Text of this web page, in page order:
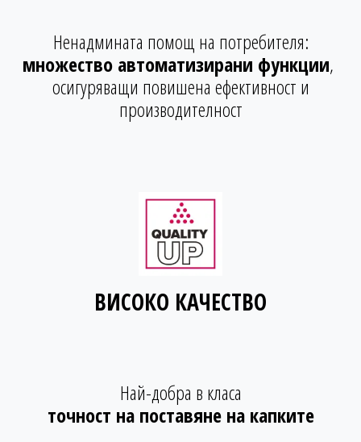
Ненадмината помощ на потребителя:
множество автоматизирани функции,
осигуряващи повишена ефективност и
производителност
ВИСОКО КАЧЕСТВО
Най-добра в класа
точност на поставяне на капките